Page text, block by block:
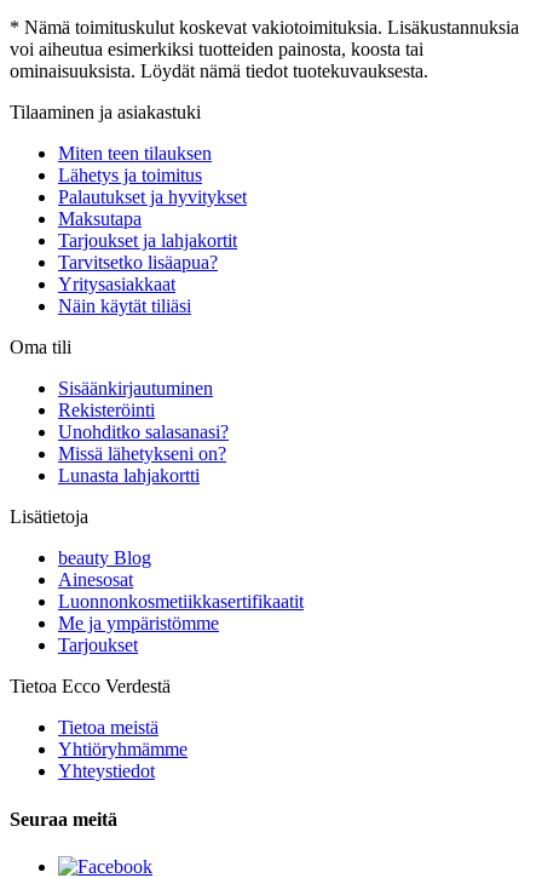
* Nämä toimituskulut koskevat vakiotoimituksia. Lisäkustannuksia
voi aiheutua esimerkiksi tuotteiden painosta, koosta tai
ominaisuuksista. Löydät nämä tiedot tuotekuvauksesta.
Tilaaminen ja asiakastuki
Miten teen tilauksen
Lähetys ja toimitus
Palautukset ja hyvitykset
Maksutapa
Tarjoukset ja lahjakortit
Tarvitsetko lisäapua?
Yritysasiakkaat
Näin käytät tiliäsi
Oma tili
Sisäänkirjautuminen
Rekisteröinti
Unohditko salasanasi?
Missä lähetykseni on?
Lunasta lahjakortti
Lisätietoja
beauty Blog
Ainesosat
Luonnonkosmetiikkasertifikaatit
Me ja ympäristömme
Tarjoukset
Tietoa Ecco Verdestä
Tietoa meistä
Yhtiöryhmämme
Yhteystiedot
Seuraa meitä